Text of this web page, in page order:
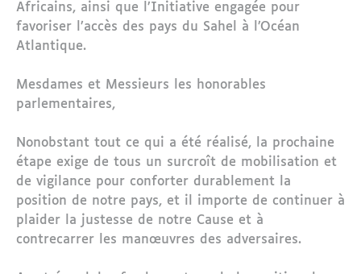
Africains, ainsi que l’Initiative engagée pour
favoriser l’accès des pays du Sahel à l’Océan
Atlantique.
Mesdames et Messieurs les honorables
parlementaires,
Nonobstant tout ce qui a été réalisé, la prochaine
étape exige de tous un surcroît de mobilisation et
de vigilance pour conforter durablement la
position de notre pays, et il importe de continuer à
plaider la justesse de notre Cause et à
contrecarrer les manœuvres des adversaires.